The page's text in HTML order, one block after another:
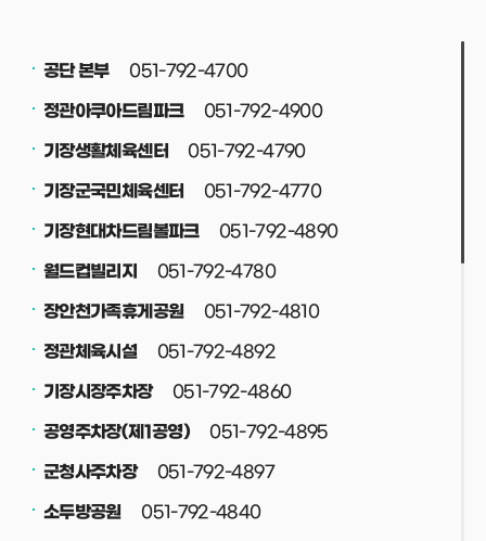
공단 본부
051-792-4700
정관아쿠아드림파크
051-792-4900
기장생활체육센터
051-792-4790
기장군국민체육센터
051-792-4770
기장현대차드림볼파크
051-792-4890
월드컵빌리지
051-792-4780
장안천가족휴게공원
051-792-4810
정관체육시설
051-792-4892
기장시장주차장
051-792-4860
공영주차장(제1공영)
051-792-4895
군청사주차장
051-792-4897
소두방공원
051-792-4840